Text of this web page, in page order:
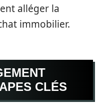
alléger la
immobilier.
CLÉS